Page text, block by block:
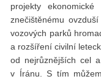
projekty
znečištěnému
vozových parků
a rozšíření civilní
od nejrůznějších cel
v Íránu. S tím